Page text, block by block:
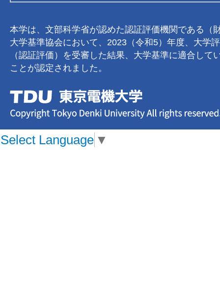
本学は、文部科学省が認めた認証評価機関である（
大学基準協会において、2023（令和5）年度、大学
（認証評価）を受審した結果、大学基準に適合して
ことが認定されました。
Select Language ▼